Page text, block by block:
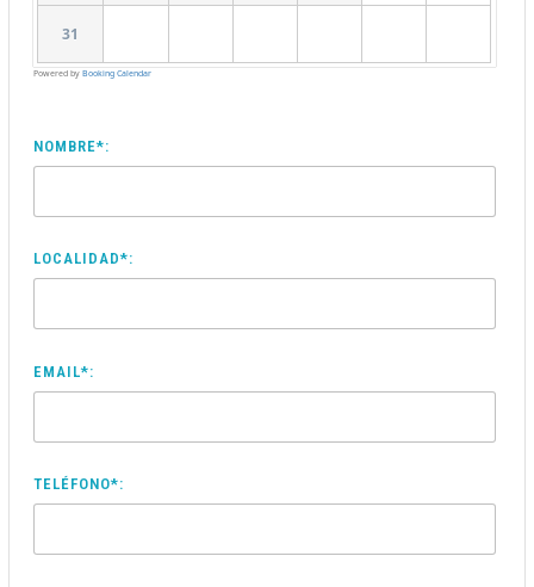
31
Powered byBooking Calendar
NOMBRE*:
LOCALIDAD*:
EMAIL*:
TELÉFONO*: